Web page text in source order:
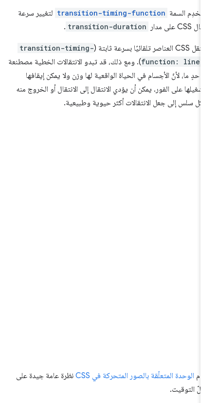
السمة transition-timing-function لتغيير سرعة
transition-duration
.
transition-timing-
function:). ومع ذلك، قد تبدو الانتقالات الخطية مصطنعة
حدٍ ما، لأنّ الأجسام في الحياة الواقعية لها وزن ولا يمكن إيقافها
على الفور. يمكن أن يؤدي الانتقال إلى الانتقال أو الخروج منه
سلس إلى جعل الانتقالات أكثر حيوية وطبيعية.
الوحدة المتعلّقة بالصور المتحركة في CSS
نظرة عامة جيدة على
التوقيت.